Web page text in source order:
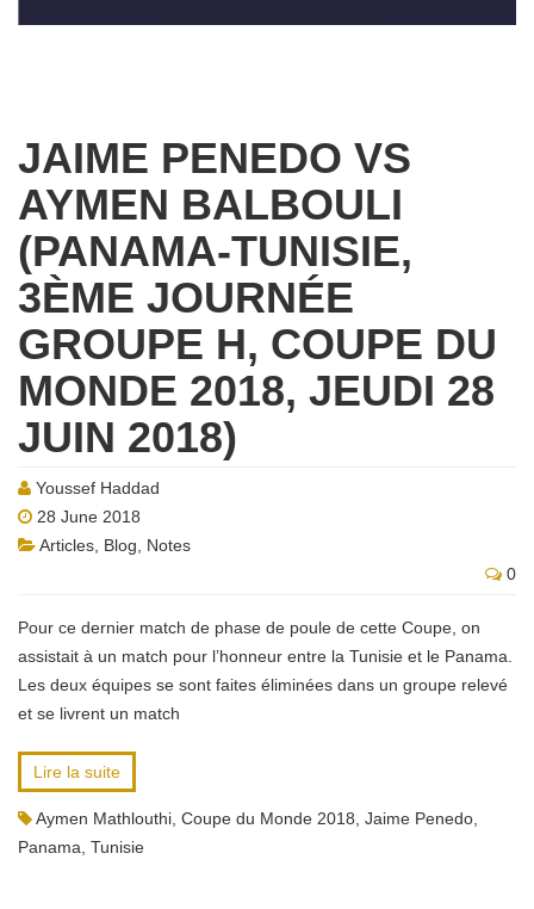
JAIME PENEDO VS
AYMEN BALBOULI
(PANAMA-TUNISIE,
3ÈME JOURNÉE
GROUPE H, COUPE DU
MONDE 2018, JEUDI 28
JUIN 2018)
Youssef Haddad
28 June 2018
Articles Blog
Notes
0
Pour ce dernier match de phase de poule de cette Coupe, on
assistait à un match pour l’honneur entre la Tunisie et le Panama.
Les deux équipes se sont faites éliminées dans un groupe relevé
et se livrent un match
Lire la suite
Aymen Mathlouthi Coupe du Monde 2018 Jaime Penedo
Panama Tunisie